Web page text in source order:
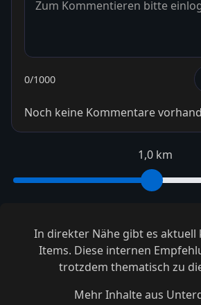
0/1000
Noch keine Kommentare
1,0 km
In direkter Nähe gibt es aktuell
Items. Diese internen
trotzdem thematisch zu
Mehr Inhalte aus